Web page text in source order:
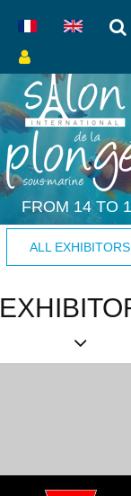
FROM 14 TO
ALL EXHIBITORS